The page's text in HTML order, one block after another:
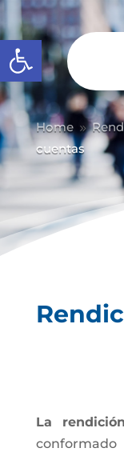
Abrir barra de
Home 9
cuentas
La